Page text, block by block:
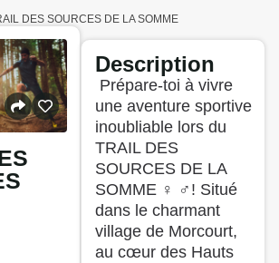
DES SOURCES DE LA SOMME
Description
️ Prépare-toi à vivre
une aventure sportive
inoubliable lors du
TRAIL DES
SOURCES DE LA
SOMME ‍♀️ ‍♂️! Situé
dans le charmant
village de Morcourt,
au cœur des Hauts